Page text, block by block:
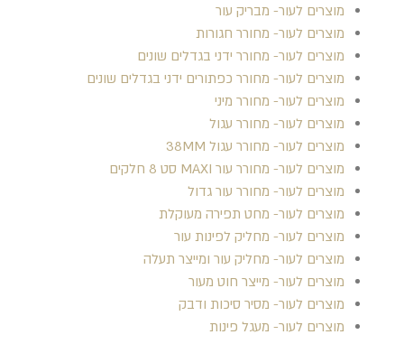
מוצרים לעור- מבריק עור
מוצרים לעור- מחורר חגורות
מוצרים לעור- מחורר ידני בגדלים שונים
מוצרים לעור- מחורר כפתורים ידני בגדלים שונים
מוצרים לעור- מחורר מיני
מוצרים לעור- מחורר עגול
מוצרים לעור- מחורר עגול 38MM
מוצרים לעור- מחורר עור MAXI סט 8 חלקים
מוצרים לעור- מחורר עור גדול
מוצרים לעור- מחט תפירה מעוקלת
מוצרים לעור- מחליק לפינות עור
מוצרים לעור- מחליק עור ומייצר תעלה
מוצרים לעור- מייצר חוט מעור
מוצרים לעור- מסיר סיכות ודבק
מוצרים לעור- מעגל פינות